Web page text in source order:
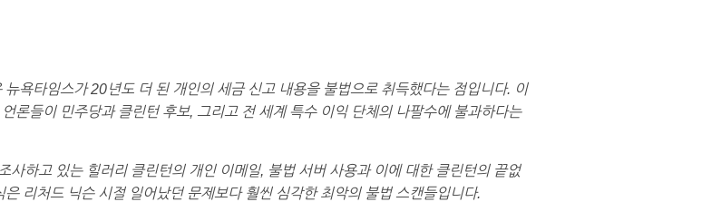
욕타임스가 20년도 더 된 개인의 세금 신고 내용을 불법으로 취득했다는 점입니다. 이
론들이 민주당과 클린턴 후보, 그리고 전 세계 특수 이익 단체의 나팔수에 불과하다는
사하고 있는 힐러리 클린턴의 개인 이메일, 불법 서버 사용과 이에 대한 클린턴의 끝없
리처드 닉슨 시절 일어났던 문제보다 훨씬 심각한 최악의 불법 스캔들입니다.